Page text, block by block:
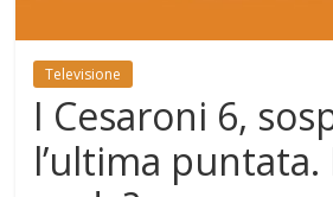
Televisione
I Cesaroni 6,
l’ultima puntata.